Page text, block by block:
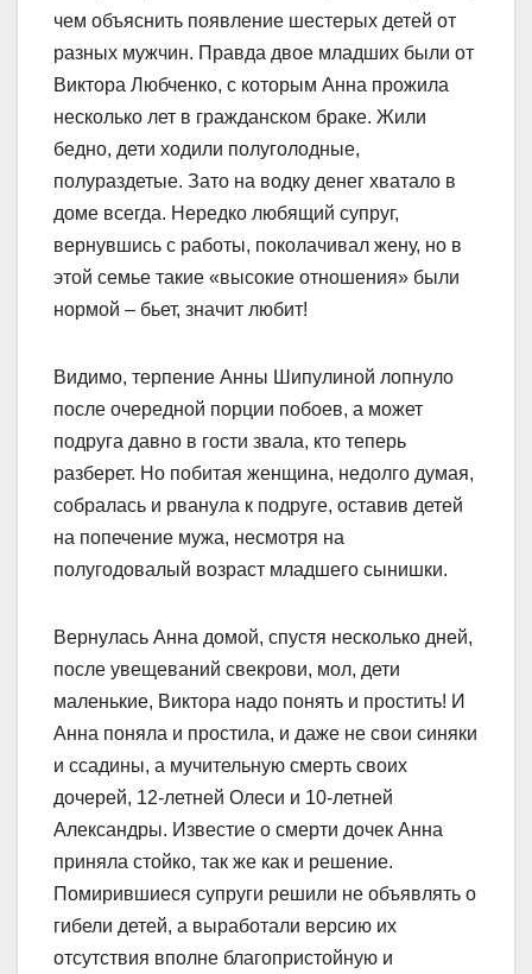
чем объяснить появление шестерых детей от
разных мужчин. Правда двое младших были от
Виктора Любченко, с которым Анна прожила
несколько лет в гражданском браке. Жили
бедно, дети ходили полуголодные,
полураздетые. Зато на водку денег хватало в
доме всегда. Нередко любящий супруг,
вернувшись с работы, поколачивал жену, но в
этой семье такие «высокие отношения» были
нормой – бьет, значит любит!
Видимо, терпение Анны Шипулиной лопнуло
после очередной порции побоев, а может
подруга давно в гости звала, кто теперь
разберет. Но побитая женщина, недолго думая,
собралась и рванула к подруге, оставив детей
на попечение мужа, несмотря на
полугодовалый возраст младшего сынишки.
Вернулась Анна домой, спустя несколько дней,
после увещеваний свекрови, мол, дети
маленькие, Виктора надо понять и простить! И
Анна поняла и простила, и даже не свои синяки
и ссадины, а мучительную смерть своих
дочерей, 12-летней Олеси и 10-летней
Александры. Известие о смерти дочек Анна
приняла стойко, так же как и решение.
Помирившиеся супруги решили не объявлять о
гибели детей, а выработали версию их
отсутствия вполне благопристойную и